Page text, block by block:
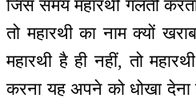
जिस समय महारथी गलती
तो महारथी का नाम क्यों
महारथी है ही नहीं, तो
करना यह अपने को धोखा